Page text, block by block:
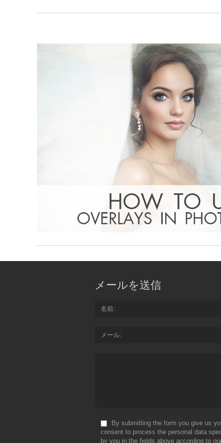
メールを送信
名前
メール
By submitting the form you give us
consent to process the personal data
by you in the fields above according to